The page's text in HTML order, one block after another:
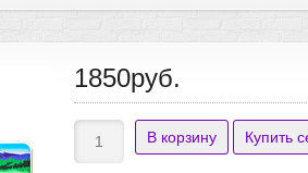
1850руб.